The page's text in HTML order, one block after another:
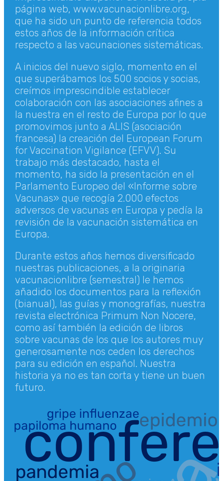
página web, www.vacunacionlibre.org,
que ha sido un punto de referencia todos
estos años de la información crítica
respecto a las vacunaciones sistemáticas.
A inicios del nuevo siglo, momento en el
que superábamos los 500 socios y socias,
creímos imprescindible establecer
colaboración con las asociaciones afines a
la nuestra en el resto de Europa por lo que
promovimos junto a ALIS (asociación
francesa) la creación del European Forum
for Vaccination Vigilance (EFVV). Su
trabajo más destacado, hasta el
momento, ha sido la presentación en el
Parlamento Europeo del «Informe sobre
Vacunas» que recogía 2.000 efectos
adversos de vacunas en Europa y pedía la
revisión de la vacunación sistemática en
Europa.
Durante estos años hemos diversificado
nuestras publicaciones, a la originaria
vacunacionlibre (semestral) le hemos
añadido los documentos para la reflexión
(bianual), las guías y monografías, nuestra
revista electrónica Primum Non Nocere,
como así también la edición de libros
sobre vacunas de los que los autores muy
generosamente nos ceden los derechos
para su edición en español. Nuestra
historia ya no es tan corta y tiene un buen
futuro.